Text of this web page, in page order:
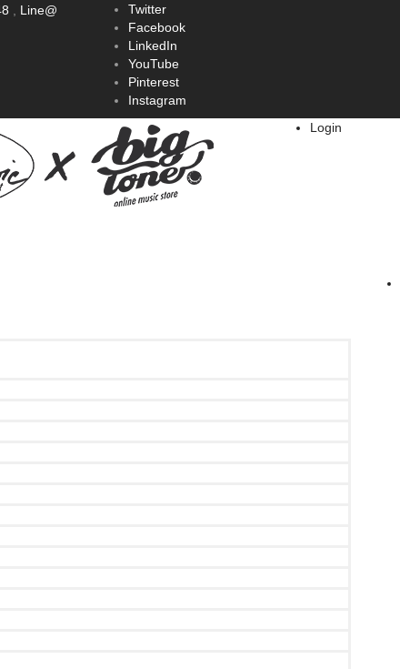
Line@
Twitter
Facebook
LinkedIn
YouTube
Pinterest
Instagram
Login